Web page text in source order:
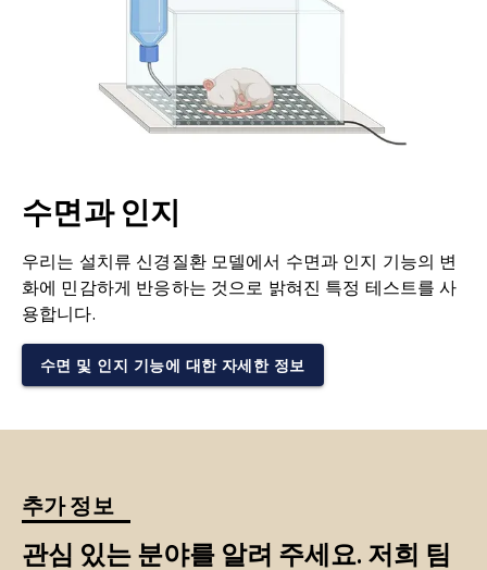
수면과 인지
우리는 설치류 신경질환 모델에서 수면과 인지 기능의 변
화에 민감하게 반응하는 것으로 밝혀진 특정 테스트를 사
용합니다.
수면 및 인지 기능에 대한 자세한 정보
추가 정보
관심 있는 분야를 알려 주세요. 저희 팀